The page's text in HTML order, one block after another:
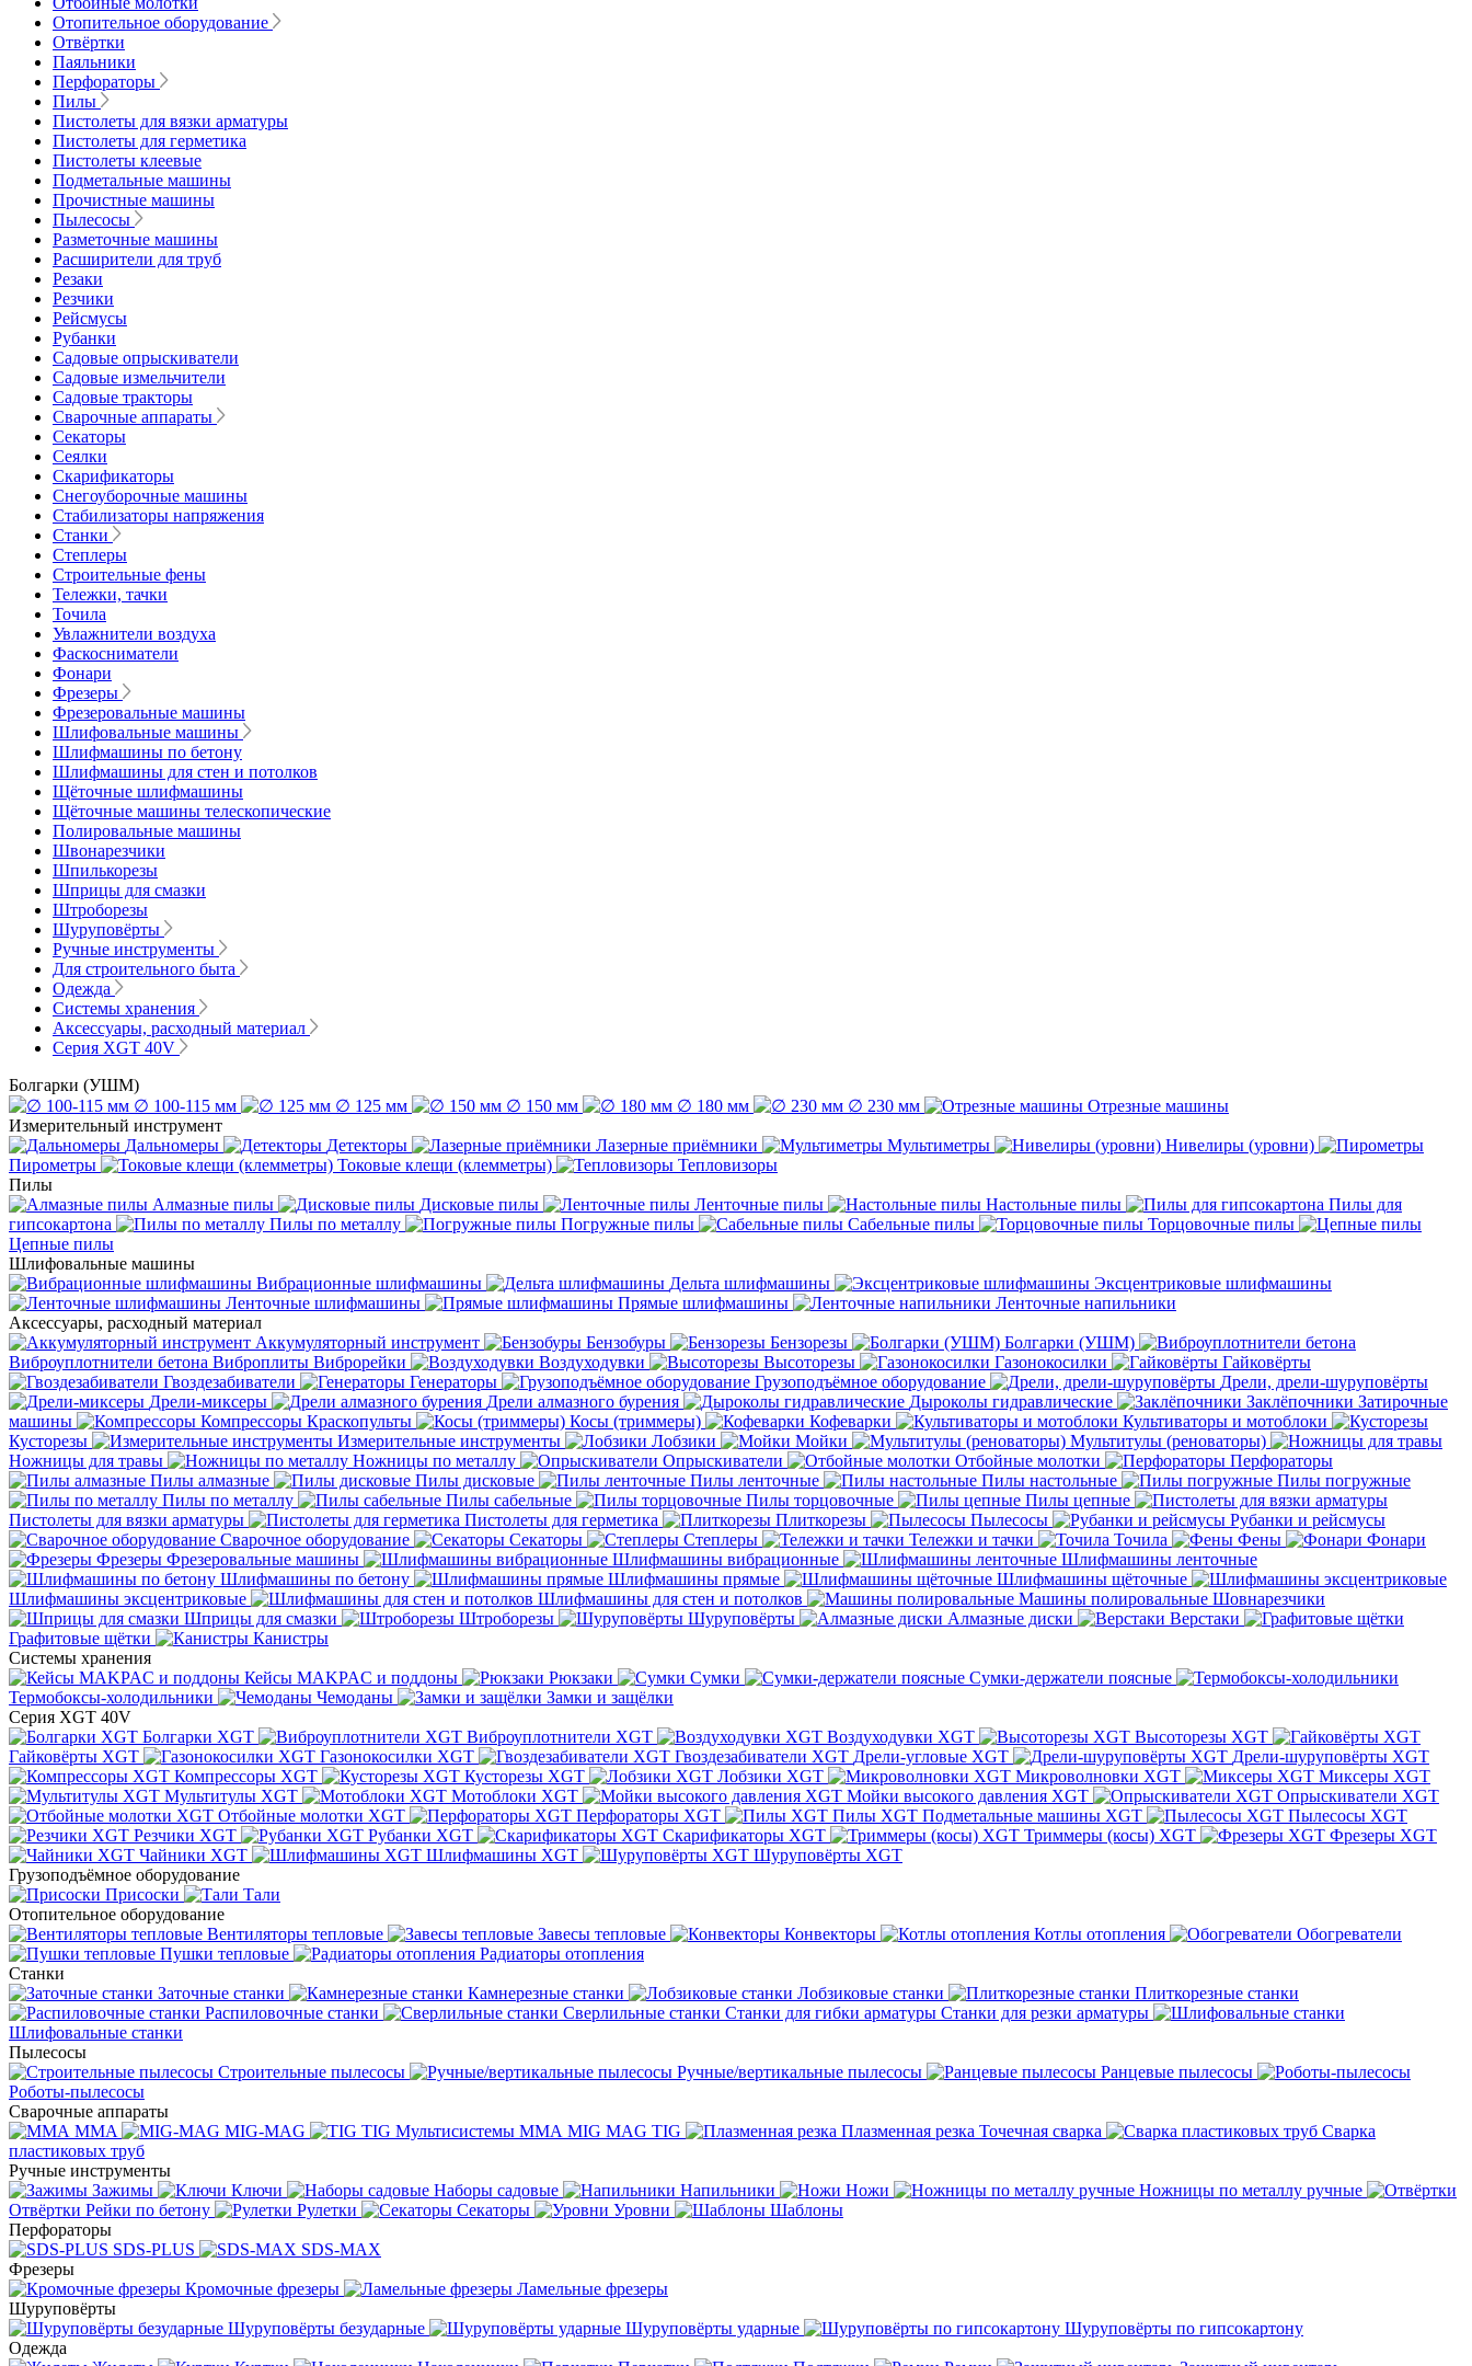
Отопительное оборудование
Отвёртки
Паяльники
Перфораторы
Пилы
Пистолеты для вязки арматуры
Пистолеты для герметика
Пистолеты клеевые
Подметальные машины
Прочистные машины
Пылесосы
Разметочные машины
Расширители для труб
Резаки
Резчики
Рейсмусы
Рубанки
Садовые опрыскиватели
Садовые измельчители
Садовые тракторы
Сварочные аппараты
Секаторы
Сеялки
Скарификаторы
Снегоуборочные машины
Стабилизаторы напряжения
Станки
Степлеры
Строительные фены
Тележки, тачки
Точила
Увлажнители воздуха
Фаскосниматели
Фонари
Фрезеры
Фрезеровальные машины
Шлифовальные машины
Шлифмашины по бетону
Шлифмашины для стен и потолков
Щёточные шлифмашины
Щёточные машины телескопические
Полировальные машины
Швонарезчики
Шпилькорезы
Шприцы для смазки
Штроборезы
Шуруповёрты
Ручные инструменты
Для строительного быта
Одежда
Системы хранения
Аксессуары, расходный материал
Серия XGT 40V
Болгарки (УШМ)
∅ 100-115 мм
∅ 125 мм ∅ 150 мм ∅ 180 мм ∅ 230 мм
Отрезные машины
Измерительный инструмент
Дальномеры
Детекторы Лазерные приёмники Мультиметры
Нивелиры (уровни)
Пирометры
Токовые клещи (клемметры)
Тепловизоры
Пилы
Алмазные пилы
Дисковые пилы Ленточные пилы Настольные пилы
Пилы для
гипсокартона
Пилы по металлу Погружные пилы Сабельные пилы
Торцовочные пилы
Цепные пилы
Шлифовальные машины
Вибрационные шлифмашины
Дельта шлифмашины
Эксцентриковые шлифмашины
Ленточные шлифмашины
Прямые шлифмашины
Ленточные напильники
Аксессуары, расходный материал
Аккумуляторный инструмент
Бензобуры Бензорезы
Болгарки (УШМ)
Виброуплотнители бетона Виброплиты Виброрейки Воздуходувки Высоторезы Газонокосилки
Гайковёрты
Гвоздезабиватели
Генераторы Грузоподъёмное оборудование
Дрели, дрели-шуруповёрты
Дрели-миксеры
Дрели алмазного бурения Дыроколы гидравлические Заклёпочники Затирочные
машины
Компрессоры Краскопульты Косы (триммеры) Кофеварки
Культиваторы и мотоблоки
Кусторезы
Измерительные инструменты Лобзики Мойки
Мультитулы (реноваторы)
Ножницы для травы
Ножницы по металлу Опрыскиватели Отбойные молотки
Перфораторы
Пилы алмазные
Пилы дисковые Пилы ленточные Пилы настольные
Пилы погружные
Пилы по металлу
Пилы сабельные Пилы торцовочные
Пилы цепные
Пистолеты для вязки арматуры
Пистолеты для герметика Плиткорезы Пылесосы
Рубанки и рейсмусы
Сварочное оборудование
Секаторы Степлеры Тележки и тачки Точила Фены
Фонари
Фрезеры Фрезеровальные машины Шлифмашины вибрационные
Шлифмашины ленточные
Шлифмашины по бетону
Шлифмашины прямые
Шлифмашины щёточные
Шлифмашины эксцентриковые
Шлифмашины для стен и потолков Машины полировальные Шовнарезчики
Шприцы для смазки
Штроборезы Шуруповёрты Алмазные диски
Верстаки
Графитовые щётки
Канистры
Системы хранения
Кейсы MAKPAC и поддоны
Рюкзаки Сумки
Сумки-держатели поясные
Термобоксы-холодильники
Чемоданы
Замки и защёлки
Серия XGT 40V
Болгарки XGT
Виброуплотнители XGT Воздуходувки XGT
Высоторезы XGT
Гайковёрты XGT
Газонокосилки XGT Гвоздезабиватели XGT Дрели-угловые XGT
Дрели-шуруповёрты XGT
Компрессоры XGT
Кусторезы XGT Лобзики XGT Микроволновки XGT
Миксеры XGT
Мультитулы XGT
Мотоблоки XGT Мойки высокого давления XGT
Опрыскиватели XGT
Отбойные молотки XGT
Перфораторы XGT Пилы XGT Подметальные машины XGT
Пылесосы XGT
Резчики XGT
Рубанки XGT Скарификаторы XGT Триммеры (косы) XGT
Фрезеры XGT
Чайники XGT
Шлифмашины XGT
Шуруповёрты XGT
Грузоподъёмное оборудование
Присоски
Тали
Отопительное оборудование
Вентиляторы тепловые
Завесы тепловые Конвекторы Котлы отопления
Обогреватели
Пушки тепловые
Радиаторы отопления
Станки
Заточные станки
Камнерезные станки Лобзиковые станки
Плиткорезные станки
Распиловочные станки
Сверлильные станки Станки для гибки арматуры Станки для резки арматуры
Шлифовальные станки
Пылесосы
Строительные пылесосы
Ручные/вертикальные пылесосы
Ранцевые пылесосы
Роботы-пылесосы
Сварочные аппараты
MMA
MIG-MAG TIG Мультисистемы ММА MIG MAG TIG Плазменная резка Точечная сварка
Cварка
пластиковых труб
Ручные инструменты
Зажимы
Ключи Наборы садовые Напильники Ножи
Ножницы по металлу ручные
Отвёртки Рейки по бетону Рулетки Секаторы Уровни
Шаблоны
Перфораторы
SDS-PLUS
SDS-MAX
Фрезеры
Кромочные фрезеры
Ламельные фрезеры
Шуруповёрты
Шуруповёрты безударные
Шуруповёрты ударные
Шуруповёрты по гипсокартону
Одежда